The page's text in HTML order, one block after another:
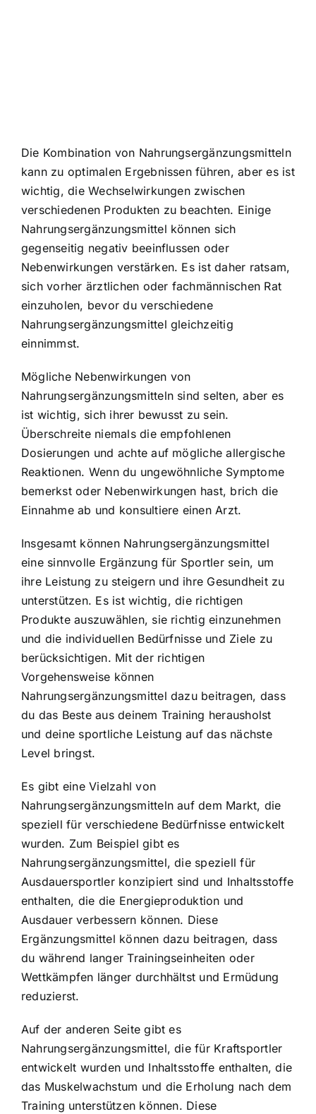
Die Kombination von Nahrungsergänzungsmitteln
kann zu optimalen Ergebnissen führen, aber es ist
wichtig, die Wechselwirkungen zwischen
verschiedenen Produkten zu beachten. Einige
Nahrungsergänzungsmittel können sich
gegenseitig negativ beeinflussen oder
Nebenwirkungen verstärken. Es ist daher ratsam,
sich vorher ärztlichen oder fachmännischen Rat
einzuholen, bevor du verschiedene
Nahrungsergänzungsmittel gleichzeitig
einnimmst.
Mögliche Nebenwirkungen von
Nahrungsergänzungsmitteln sind selten, aber es
ist wichtig, sich ihrer bewusst zu sein.
Überschreite niemals die empfohlenen
Dosierungen und achte auf mögliche allergische
Reaktionen. Wenn du ungewöhnliche Symptome
bemerkst oder Nebenwirkungen hast, brich die
Einnahme ab und konsultiere einen Arzt.
Insgesamt können Nahrungsergänzungsmittel
eine sinnvolle Ergänzung für Sportler sein, um
ihre Leistung zu steigern und ihre Gesundheit zu
unterstützen. Es ist wichtig, die richtigen
Produkte auszuwählen, sie richtig einzunehmen
und die individuellen Bedürfnisse und Ziele zu
berücksichtigen. Mit der richtigen
Vorgehensweise können
Nahrungsergänzungsmittel dazu beitragen, dass
du das Beste aus deinem Training herausholst
und deine sportliche Leistung auf das nächste
Level bringst.
Es gibt eine Vielzahl von
Nahrungsergänzungsmitteln auf dem Markt, die
speziell für verschiedene Bedürfnisse entwickelt
wurden. Zum Beispiel gibt es
Nahrungsergänzungsmittel, die speziell für
Ausdauersportler konzipiert sind und Inhaltsstoffe
enthalten, die die Energieproduktion und
Ausdauer verbessern können. Diese
Ergänzungsmittel können dazu beitragen, dass
du während langer Trainingseinheiten oder
Wettkämpfen länger durchhältst und Ermüdung
reduzierst.
Auf der anderen Seite gibt es
Nahrungsergänzungsmittel, die für Kraftsportler
entwickelt wurden und Inhaltsstoffe enthalten, die
das Muskelwachstum und die Erholung nach dem
Training unterstützen können. Diese